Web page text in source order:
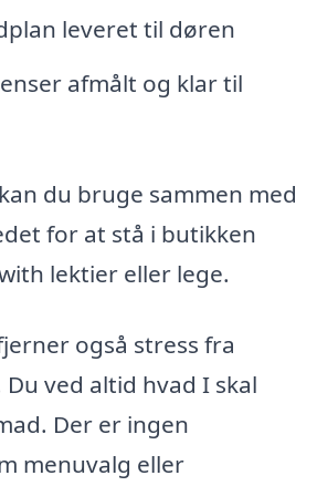
leveret til døren
afmålt og klar til
du bruge sammen med
for at stå i butikken
lektier eller lege.
også stress fra
ved altid hvad I skal
Der er ingen
menuvalg eller